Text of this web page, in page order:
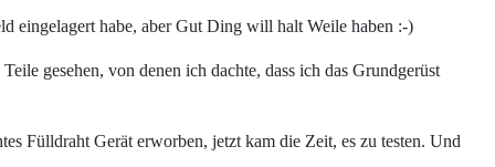
eingelagert habe, aber Gut Ding will halt Weile haben :-)
gesehen, von denen ich dachte, dass ich das Grundgerüst
Fülldraht Gerät erworben, jetzt kam die Zeit, es zu testen. Und